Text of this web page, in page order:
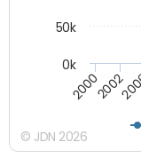
20002002
0k
50k
© JDN 2026